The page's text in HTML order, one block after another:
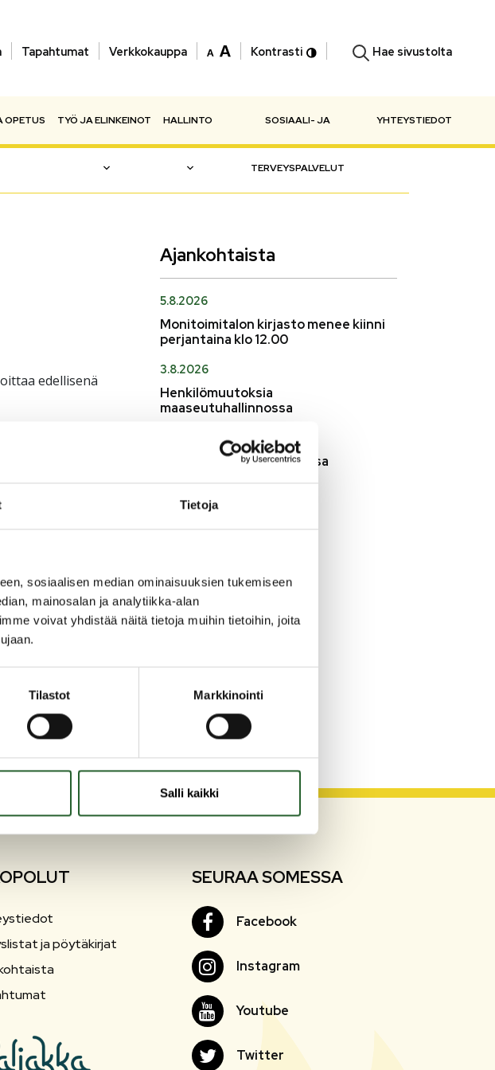
Tietoja
sosiaalisen median ominaisuuksien tukemiseen
mainosalan ja analytiikka-alan
voivat yhdistää näitä tietoja muihin tietoihin, joita
Tilastot Markkinointi
Salli kaikki
Tapahtumat Verkkokauppa Kontrasti Hae sivustolta
OPETUS TYÖ JA ELINKEINOT HALLINTO SOSIAALI- JA
TERVEYSPALVELUT
YHTEYSTIEDOT
edellisenä
Ajankohtaista
5.8.2026
Monitoimitalon kirjasto menee kiinni
perjantaina klo 12.00
3.8.2026
Henkilömuutoksia
maaseutuhallinnossa
Asfaltointityöt taajamassa
KATSO KAIKKI
ja pöytäkirjat
SEURAA SOMESSA
FacebookFacebook
InstagramInstagram
YoutubeYoutube
Twitter Twitter